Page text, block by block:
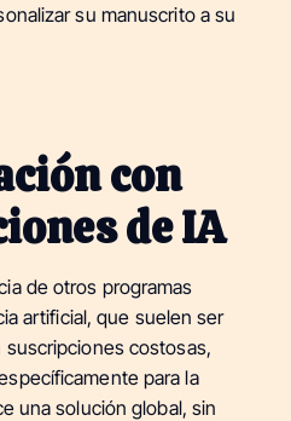
su manuscrito a su
con
de IA
de otros programas
artificial, que suelen ser
costosas,
para la
una solución global, sin